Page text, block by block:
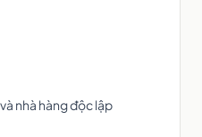
nhà hàng độc lập